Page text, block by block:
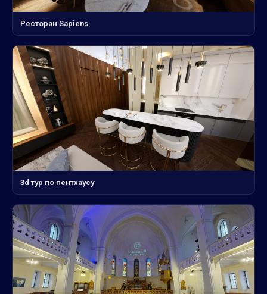
Ресторан Sapiens
3d тур по пентхаусу